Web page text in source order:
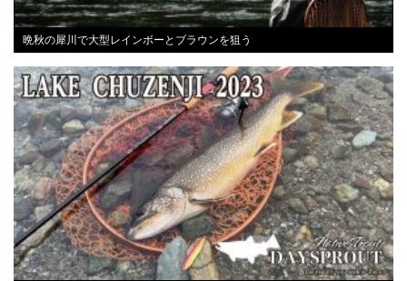
晩秋の犀川で大型レインボーとブラウンを狙う